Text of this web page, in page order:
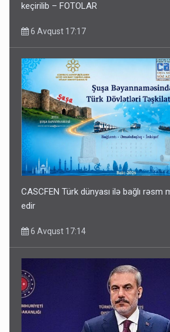
keçirilib – FOTOLAR
6 Avqust 17:17
CASCFEN Türk dünyası ilə bağlı rəsm
edir
6 Avqust 17:14